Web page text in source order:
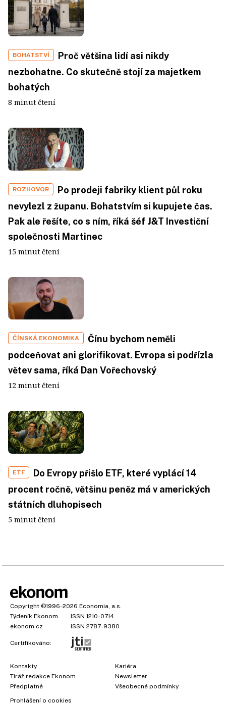
BOHATSTVÍ
Proč většina lidí asi nikdy
nezbohatne. Co skutečně stojí za majetkem
bohatých
8 minut čtení
ROZHOVOR
Po prodeji fabriky klient půl roku
nevylezl z županu. Bohatstvím si kupujete čas.
Pak ale řešíte, co s ním, říká šéf J&T Investiční
společnosti Martinec
15 minut čtení
ČÍNSKÁ EKONOMIKA
Čínu bychom neměli
podceňovat ani glorifikovat. Evropa si podřízla
větev sama, říká Dan Vořechovský
12 minut čtení
ETF
Do Evropy přišlo ETF, které vyplácí 14
procent ročně, většinu peněz má v amerických
státních dluhopisech
5 minut čtení
Copyright ©1996-2026 Economia, a.s.
Týdeník Ekonom
ISSN 1210-0714
ekonom.cz
ISSN 2787-9380
Certifikováno:
Kontakty
Tiráž redakce Ekonom
Předplatné
Kariéra
Newsletter
Všeobecné podmínky
Prohlášení o cookies